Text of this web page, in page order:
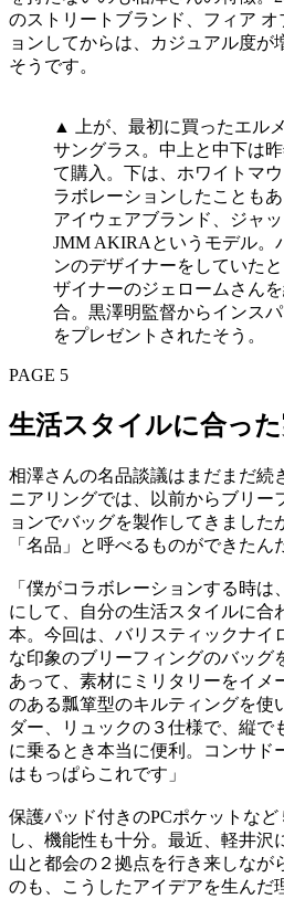
のストリートブランド、フィア
ョンしてからは、カジュアル度が
そうです。
▲ 上が、最初に買ったエル
サングラス。中上と中下は
て購入。下は、ホワイトマ
ラボレーションしたことも
アイウェアブランド、ジャ
JMM AKIRAというモデル。
ンのデザイナーをしていた
ザイナーのジェロームさん
合。黒澤明監督からインス
をプレゼントされたそう。
PAGE 5
生活スタイルに合っ
相澤さんの名品談議はまだまだ続
ニアリングでは、以前からブリー
ョンでバッグを製作してきました
「名品」と呼べるものができたん
「僕がコラボレーションする時
にして、自分の生活スタイルに合
本。今回は、バリスティックナイ
な印象のブリーフィングのバッグ
あって、素材にミリタリーをイメ
のある瓢箪型のキルティングを使
ダー、リュックの３仕様で、縦で
に乗るとき本当に便利。コンサド
はもっぱらこれです」
保護パッド付きのPCポケットな
し、機能性も十分。最近、軽井沢
山と都会の２拠点を行き来しなが
のも、こうしたアイデアを生んだ